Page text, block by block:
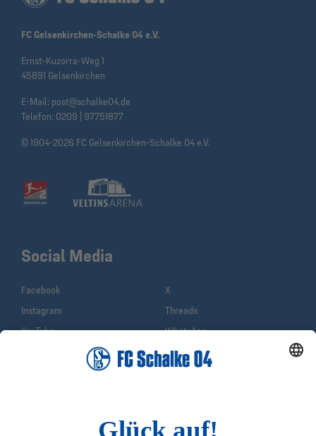
FC Gelsenkirchen-Schalke 04 e.V.
Ernst-Kuzorra-Weg 1
45891 Gelsenkirchen
E-Mail: post@schalke04.de
Telefon: 0209 | 97751877
© 1904-2026 FC Gelsenkirchen-Schalke 04 e.V.
Social Media
Facebook
X
Instagram
Threads
YouTube
WhatsApp
Sina Weibo